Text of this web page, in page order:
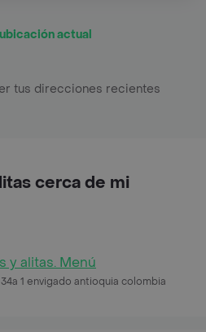
actual
tus direcciones recientes
cerca de mi
y alitas. Menú
1 envigado antioquia colombia